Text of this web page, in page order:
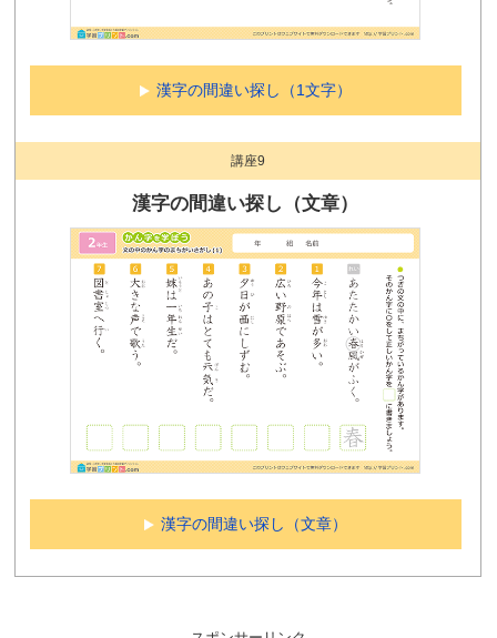
漢字の間違い探し（1文字）
講座9
漢字の間違い探し（文章）
漢字の間違い探し（文章）